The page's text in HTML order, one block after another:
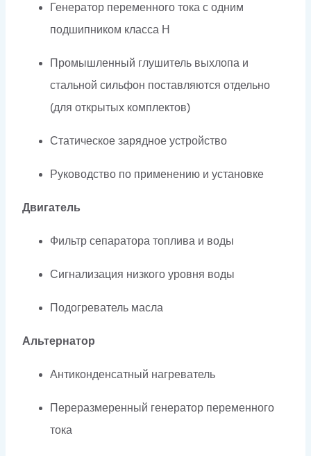
Генератор переменного тока с одним
подшипником класса H
Промышленный глушитель выхлопа и
стальной сильфон поставляются отдельно
(для открытых комплектов)
Статическое зарядное устройство
Руководство по применению и установке
Двигатель
Фильтр сепаратора топлива и воды
Сигнализация низкого уровня воды
Подогреватель масла
Альтернатор
Антиконденсатный нагреватель
Переразмеренный генератор переменного
тока